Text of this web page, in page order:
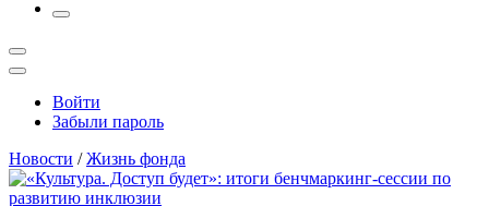
More
Открыть
поиск
Профиль
Войти
Забыли пароль
Новости /Жизнь фонда